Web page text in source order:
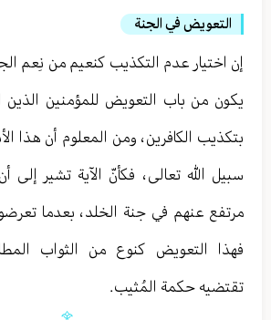
التعويض في الجنة
إن اختيار عدم التكذيب كنعيم من نِعم
يكون من باب التعويض للمؤمنين الذين
بتكذيب الكافرين ، ومن المعلوم أن هذا
سبيل الله تعالى ، فكأنّ الآية تشير إلى
مرتفع عنهم في جنة الخلد ، بعدما
فهذا التعويض كنوع من الثواب
تقتضيه حكمة المُثيب .